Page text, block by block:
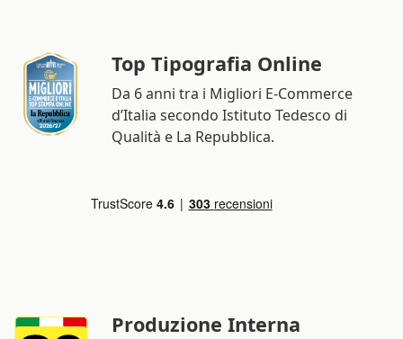
Top Tipografia Online
Da 6 anni tra i Migliori E-Commerce
d’Italia secondo Istituto Tedesco di
Qualità e La Repubblica.
Produzione Interna